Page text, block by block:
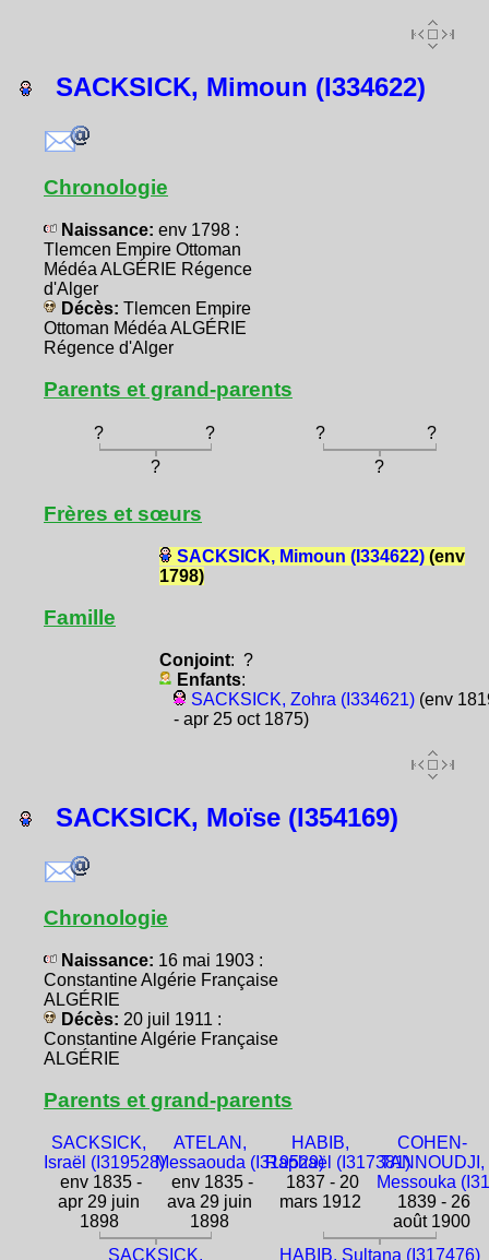
SACKSICK, Mimoun (I334622)
Chronologie
Naissance: env 1798 :
Tlemcen Empire Ottoman
Médéa ALGÉRIE Régence
d'Alger
Décès: Tlemcen Empire
Ottoman Médéa ALGÉRIE
Régence d'Alger
Parents et grand-parents
? ? ?
?
?
?
Frères et sœurs
SACKSICK, Mimoun (I334622)(env
1798)
Famille
Conjoint: ?
Enfants:
SACKSICK, Zohra (I334621)(env
- apr 25 oct 1875)
SACKSICK, Moïse (I354169)
Chronologie
Naissance: 16 mai 1903 :
Constantine Algérie Française
ALGÉRIE
Décès: 20 juil 1911 :
Constantine Algérie Française
ALGÉRIE
Parents et grand-parents
SACKSICK,
Israël (I319528)
env 1835 -
apr 29 juin
1898
ATELAN,
Messaouda (I319529)
env 1835 -
ava 29 juin
1898
HABIB,
Raphaël (I317381)
1837 - 20
mars 1912
COHEN-
TANNOUDJI,
Messouka
1839 - 26
août 1900
SACKSICK,
HABIB, Sultana (I317476)